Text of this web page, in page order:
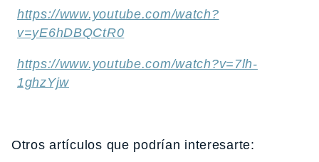
https://www.youtube.com/watch?
v=yE6hDBQCtR0
https://www.youtube.com/watch?v=7lh-
1ghzYjw
Otros artículos que podrían interesarte: